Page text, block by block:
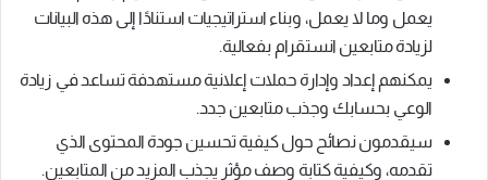
يعمل وما لا يعمل، وبناء استراتيجيات استنادًا إلى هذه البيانات
لزيادة متابعين انستقرام بفعالية.
يمكنهم إعداد وإدارة حملات إعلانية مستهدفة تساعد في زيادة
الوعي بحسابك وجذب متابعين جدد.
سيقدمون نصائح حول كيفية تحسين جودة المحتوى الذي
تقدمه، وكيفية كتابة وصف مؤثر يجذب المزيد من المتابعين.